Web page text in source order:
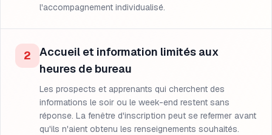
l'accompagnement individualisé.
2
Accueil et information limités aux
heures de bureau
Les prospects et apprenants qui cherchent des
informations le soir ou le week-end restent sans
réponse. La fenêtre d'inscription peut se refermer avant
qu'ils n'aient obtenu les renseignements souhaités.